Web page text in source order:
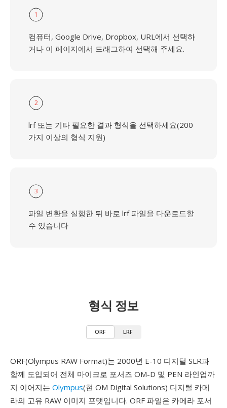
1
컴퓨터, Google Drive, Dropbox, URL에서 선택하
거나 이 페이지에서 드래그하여 선택해 주세요.
2
lrf 또는 기타 필요한 결과 형식을 선택하세요(200
가지 이상의 형식 지원)
3
파일 변환을 실행한 뒤 바로 lrf 파일을 다운로드할
수 있습니다
형식 정보
ORF LRF
ORF(Olympus RAW Format)는 2000년 E-10 디지털 SLR과
함께 도입되어 전체 마이크로 포서즈 OM-D 및 PEN 라인업까
지 이어지는 Olympus(현 OM Digital Solutions) 디지털 카메
라의 고유 RAW 이미지 포맷입니다. ORF 파일은 카메라 포서